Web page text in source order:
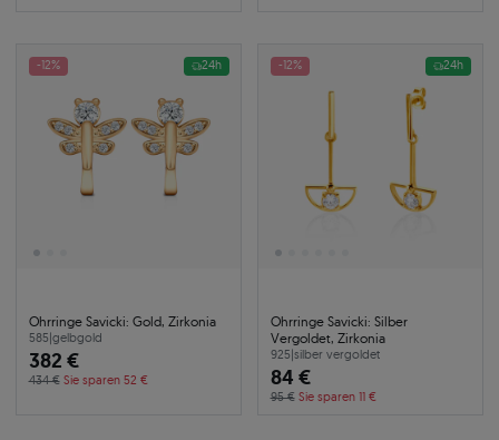
-12% 24h
Ohrringe Savicki: Gold, Zirkonia
585|gelbgold
382 €
434 € Sie sparen 52 €
-12% 24h
Ohrringe Savicki: Silber
Vergoldet, Zirkonia
925|silber vergoldet
84 €
95 € Sie sparen 11 €